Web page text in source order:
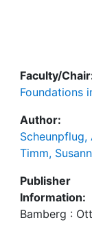
Faculty/
Foundations
Author:
Scheunpflug,
Timm,
Publisher
Information:
Bamberg :